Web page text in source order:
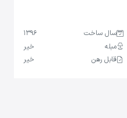
سال ساخت
1396
مبله
خیر
قابل رهن
خیر